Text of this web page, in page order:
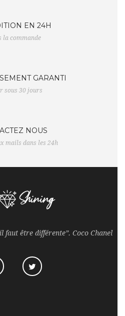
EN 24H
la commande
GARANTI
sous 30 jours
NOUS
mails dans les 24h
être différente”. Coco Chanel